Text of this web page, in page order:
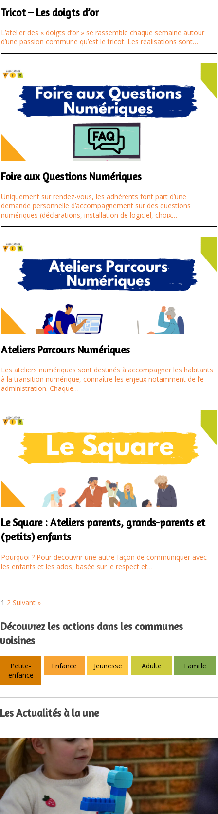
Tricot – Les doigts d’or
L’atelier des « doigts d’or » se rassemble chaque semaine autour
d’une passion commune qu’est le tricot. Les réalisations sont…
Foire aux Questions Numériques
Uniquement sur rendez-vous, les adhérents font part d’une
demande personnelle d’accompagnement sur des questions
numériques (déclarations, installation de logiciel, choix…
Ateliers Parcours Numériques
Les ateliers numériques sont destinés à accompagner les habitants
à la transition numérique, connaître les enjeux notamment de l’e-
administration. Chaque…
Le Square : Ateliers parents, grands-parents et
(petits) enfants
Pourquoi ? Pour découvrir une autre façon de communiquer avec
les enfants et les ados, basée sur le respect et…
1 2 Suivant »
Découvrez les actions dans les communes
voisines
Petite-
enfance
Enfance Jeunesse Adulte Famille
Les Actualités à la une